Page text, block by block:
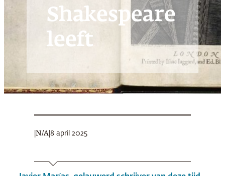
Shakespeare
leeft
N/A 8 april 2025